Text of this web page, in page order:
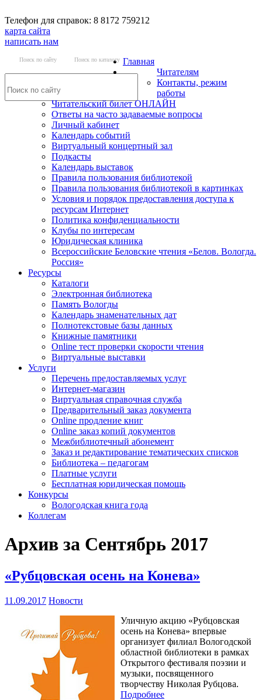
Телефон для справок: 8 8172 759212
карта сайта
написать нам
Поиск по сайту Поиск по каталогу Главная
Читателям
Контакты, режим
работы
Читательский билет ОНЛАЙН
Ответы на часто задаваемые вопросы
Личный кабинет
Календарь событий
Виртуальный концертный зал
Подкасты
Календарь выставок
Правила пользования библиотекой
Правила пользования библиотекой в картинках
Условия и порядок предоставления доступа к
ресурсам Интернет
Политика конфиденциальности
Клубы по интересам
Юридическая клиника
Всероссийские Беловские чтения «Белов. Вологда.
Россия»
Ресурсы
Каталоги
Электронная библиотека
Память Вологды
Календарь знаменательных дат
Полнотекстовые базы данных
Книжные памятники
Online тест проверки скорости чтения
Виртуальные выставки
Услуги
Перечень предоставляемых услуг
Интернет-магазин
Виртуальная справочная служба
Предварительный заказ документа
Online продление книг
Online заказ копий документов
Межбиблиотечный абонемент
Заказ и редактирование тематических списков
Библиотека – педагогам
Платные услуги
Бесплатная юридическая помощь
Конкурсы
Вологодская книга года
Коллегам
Архив за Сентябрь 2017
«Рубцовская осень на Конева»
11.09.2017 Новости
Уличную акцию «Рубцовская
осень на Конева» впервые
организует филиал Вологодской
областной библиотеки в рамках
Открытого фестиваля поэзии и
музыки, посвященного
творчеству Николая Рубцова.
Подробнее